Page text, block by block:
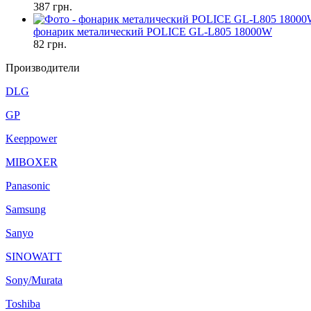
387 грн.
фонарик металический POLICE GL-L805 18000W
82 грн.
Производители
DLG
GP
Keeppower
MIBOXER
Panasonic
Samsung
Sanyo
SINOWATT
Sony/Murata
Toshiba